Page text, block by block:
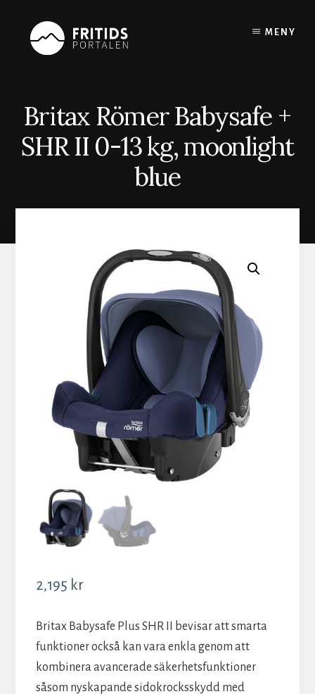
content
MENY
Britax Römer Babysafe +
SHR II 0-13 kg, moonlight
blue
2,195 kr
Britax Babysafe Plus SHR II bevisar att smarta
funktioner också kan vara enkla genom att
kombinera avancerade säkerhetsfunktioner
såsom nyskapande sidokrocksskydd med